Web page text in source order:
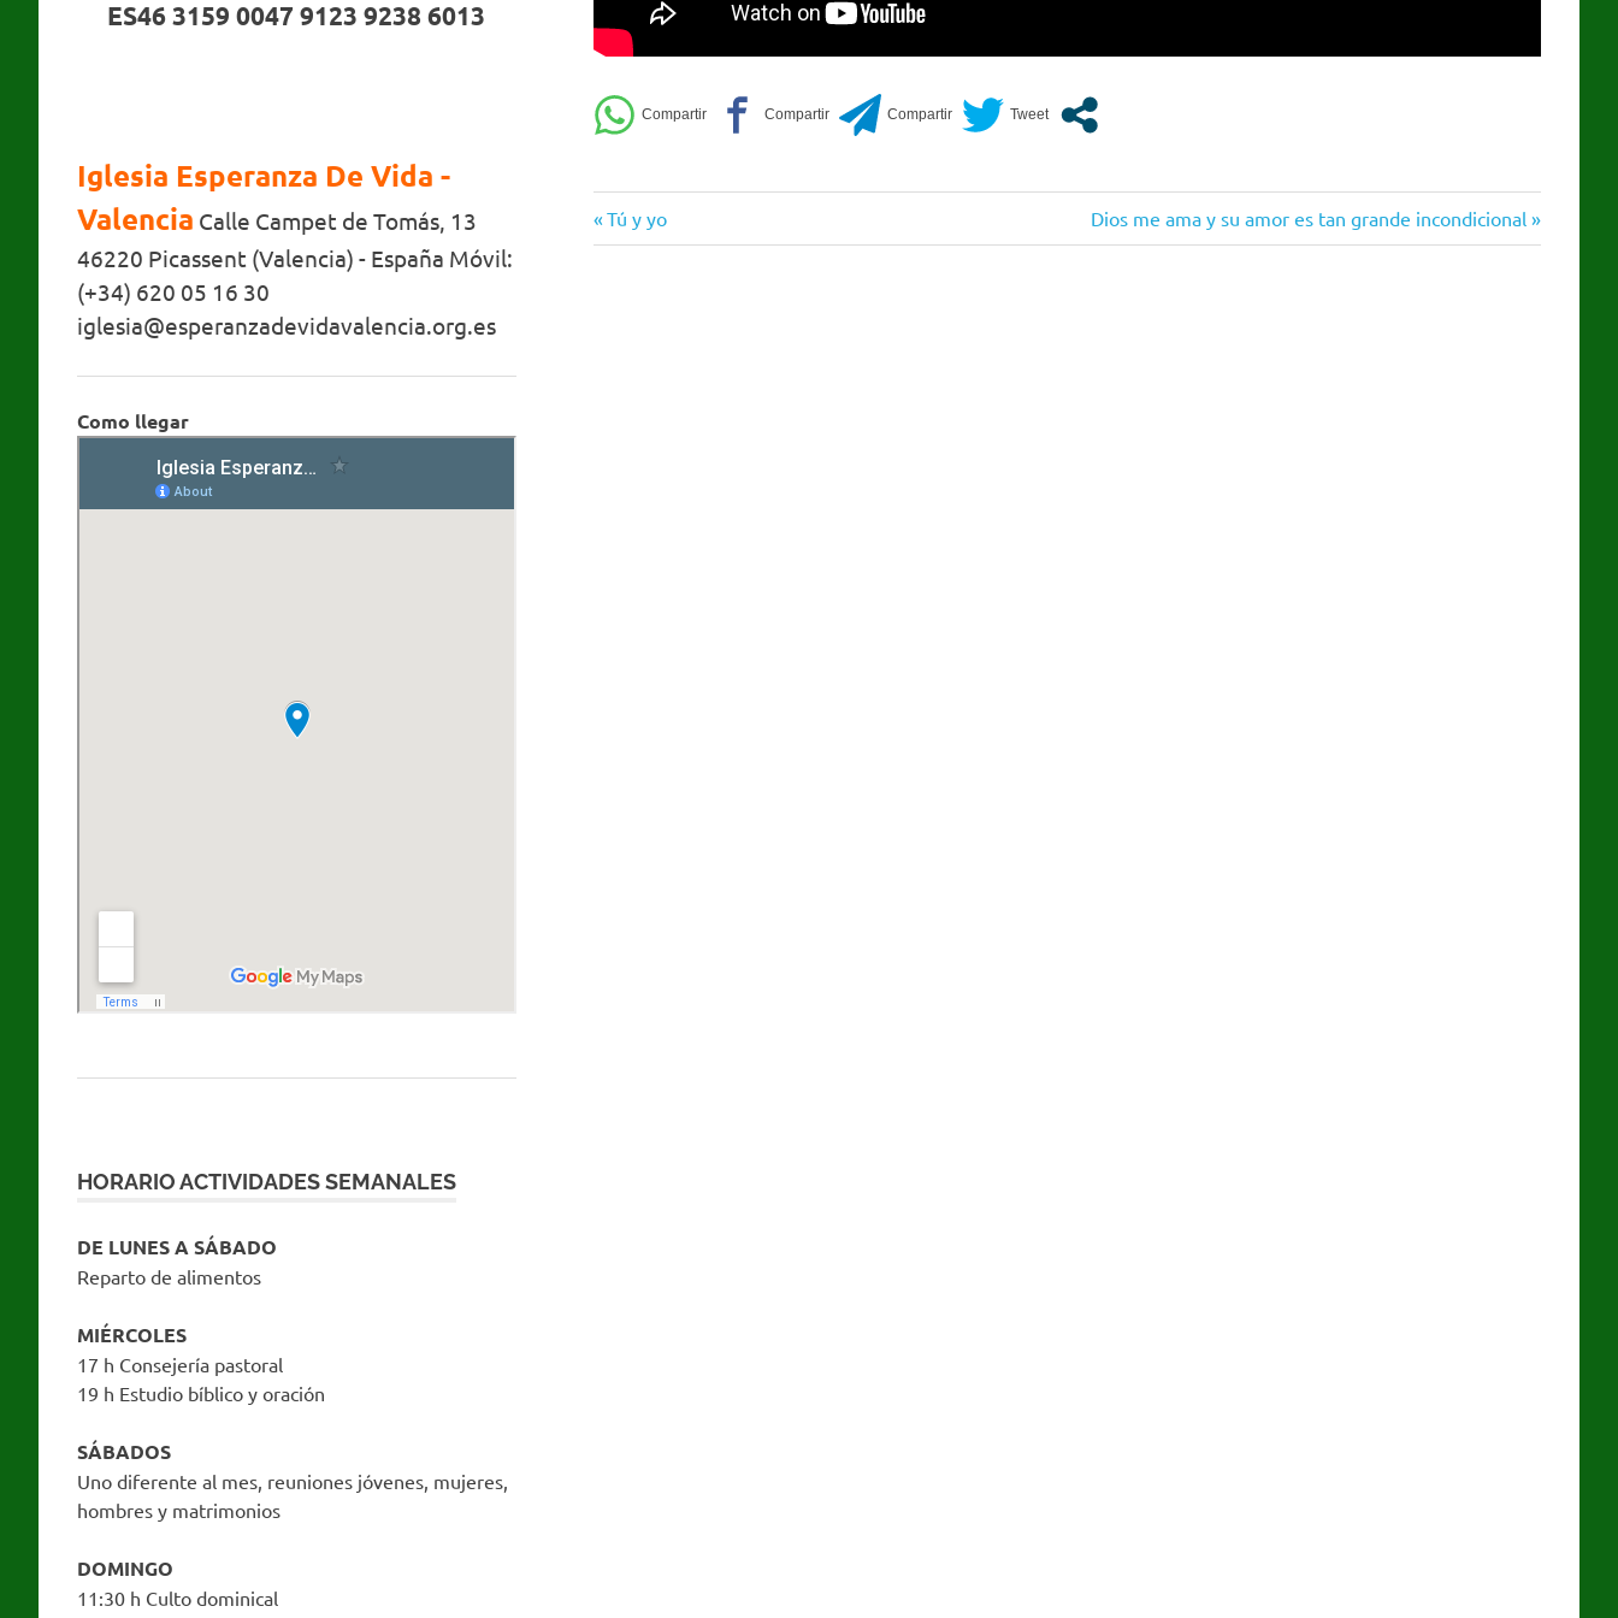
Navegación
Entrada
anterior:
Tú y yo
Siguiente
entrada:
Dios me ama y su amor es tan grande incondicional
ES46 3159 0047 9123 9238 6013
Iglesia Esperanza De Vida -
Valencia Calle Campet de Tomás, 13
46220 Picassent (Valencia) - España Móvil:
(+34) 620 05 16 30
iglesia@esperanzadevidavalencia.org.es
Como llegar
HORARIO ACTIVIDADES SEMANALES
DE LUNES A SÁBADO
Reparto de alimentos
MIÉRCOLES
17 h Consejería pastoral
19 h Estudio bíblico y oración
SÁBADOS
Uno diferente al mes, reuniones jóvenes, mujeres,
hombres y matrimonios
DOMINGO
11:30 h Culto dominical